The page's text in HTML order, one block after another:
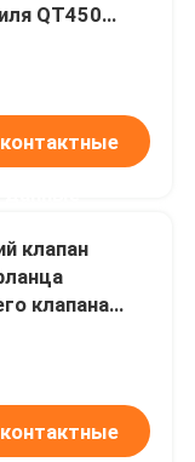
QT450
Multi
контактные
клапан
клапана
железа
контактные